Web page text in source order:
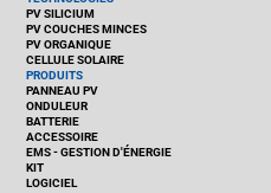
PV SILICIUM
PV COUCHES MINCES
PV ORGANIQUE
CELLULE SOLAIRE
PRODUITS
PANNEAU PV
ONDULEUR
BATTERIE
ACCESSOIRE
EMS - GESTION D'ÉNERGIE
KIT
LOGICIEL